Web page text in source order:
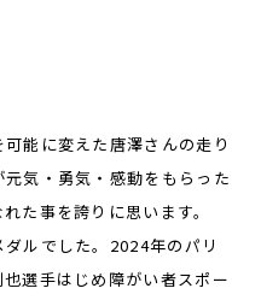
能に変えた唐澤さんの走り
気・勇気・感動をもらった
た事を誇りに思います。
ルでした。2024年のパリ
選手はじめ障がい者スポー